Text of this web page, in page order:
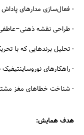
- فعال‌سازی مدارهای پاداش
- طراحی نقشه
- تحلیل برندهایی که با
- راهکارهای
- شناخت خطاهای مغز
هدف همایش: